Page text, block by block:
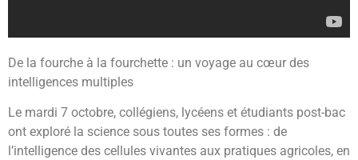
De la fourche à la fourchette : un voyage au cœur des
intelligences multiples
Le mardi 7 octobre, collégiens, lycéens et étudiants post-bac
ont exploré la science sous toutes ses formes : de
l’intelligence des cellules vivantes aux pratiques agricoles, en